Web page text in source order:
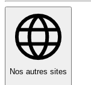
Nos autres sites